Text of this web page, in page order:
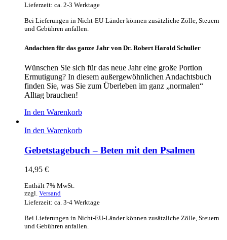
Lieferzeit: ca. 2-3 Werktage
Bei Lieferungen in Nicht-EU-Länder können zusätzliche Zölle, Steuern
und Gebühren anfallen.
Andachten für das ganze Jahr von Dr. Robert Harold Schuller
Wünschen Sie sich für das neue Jahr eine große Portion
Ermutigung? In diesem außergewöhnlichen Andachtsbuch
finden Sie, was Sie zum Überleben im ganz „normalen“
Alltag brauchen!
In den Warenkorb
In den Warenkorb
Gebetstagebuch – Beten mit den Psalmen
14,95 €
Enthält 7% MwSt.
zzgl. Versand
Lieferzeit: ca. 3-4 Werktage
Bei Lieferungen in Nicht-EU-Länder können zusätzliche Zölle, Steuern
und Gebühren anfallen.